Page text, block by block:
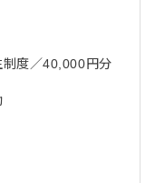
制度／40,000円分